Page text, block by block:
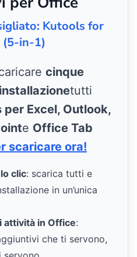
Kutools for
(5-in-1)
cinque
tutti
per Excel, Outlook,
e Office Tab
scaricare ora!
clic: scarica tutti e
in un’unica
attività in Office:
che ti servono,